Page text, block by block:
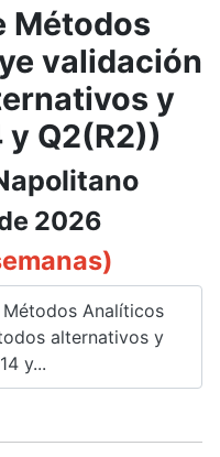
Métodos
validación
y
y Q2(R2))
2026
Analíticos
alternativos y
y...